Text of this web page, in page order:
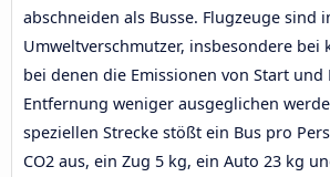
abschneiden als Busse. Flugzeuge sind
Umweltverschmutzer, insbesondere bei
bei denen die Emissionen von Start
Entfernung weniger ausgeglichen
speziellen Strecke stößt ein Bus pro
CO2 aus, ein Zug 5 kg, ein Auto 23 kg